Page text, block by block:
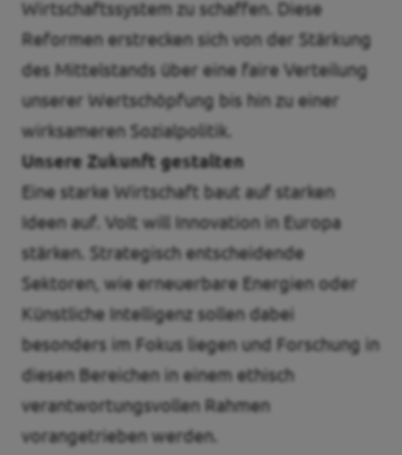
Wirtschaftssystem zu schaffen. Diese
Reformen erstrecken sich von der Stärkung
des Mittelstands über eine faire Verteilung
unserer Wertschöpfung bis hin zu einer
wirksameren Sozialpolitik.
Unsere Zukunft gestalten
Eine starke Wirtschaft baut auf starken
Ideen auf. Volt will Innovation in Europa
stärken. Strategisch entscheidende
Sektoren, wie erneuerbare Energien oder
Künstliche Intelligenz sollen dabei
besonders im Fokus liegen und Forschung in
diesen Bereichen in einem ethisch
verantwortungsvollen Rahmen
vorangetrieben werden.